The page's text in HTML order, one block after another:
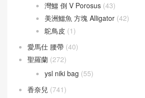
灣鱷 倒 V Porosus (43)
美洲鱷魚 方塊 Alligator (42)
鴕鳥皮 (1)
愛馬仕 腰帶 (40)
聖羅蘭 (272)
ysl niki bag (55)
香奈兒 (741)